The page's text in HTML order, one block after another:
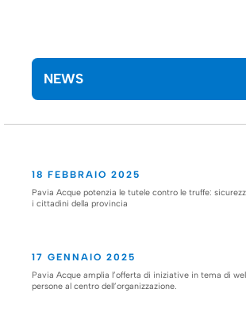
NEWS
18 FEBBRAIO 2025
Pavia Acque potenzia le tutele contro le truffe:
i cittadini della provincia
17 GENNAIO 2025
Pavia Acque amplia l’offerta di iniziative in tema di
persone al centro dell’organizzazione.